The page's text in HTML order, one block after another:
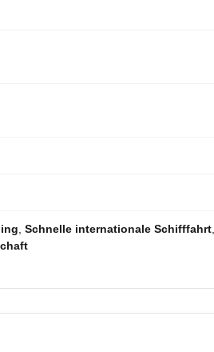
Schnelle internationale Schifffahrt